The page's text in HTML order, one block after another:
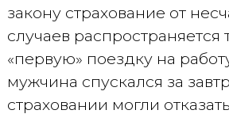
закону страхование от
случаев распространяется
«первую» поездку на
мужчина спускался за
страховании могли